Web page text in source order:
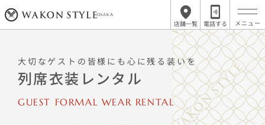
OSAKA
店舗一覧 電話する
大切なゲストの皆様にも心に残る装いを
列席衣装レンタル
GUEST FORMAL WEAR RENTAL